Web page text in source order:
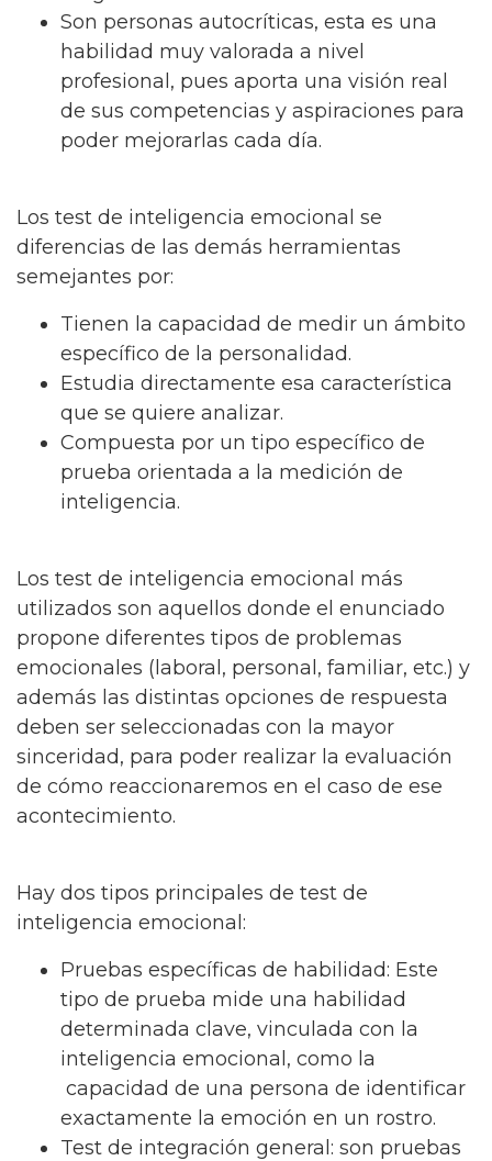
Son personas autocríticas, esta es una
habilidad muy valorada a nivel
profesional, pues aporta una visión real
de sus competencias y aspiraciones para
poder mejorarlas cada día.
Los test de inteligencia emocional se
diferencias de las demás herramientas
semejantes por:
Tienen la capacidad de medir un ámbito
específico de la personalidad.
Estudia directamente esa característica
que se quiere analizar.
Compuesta por un tipo específico de
prueba orientada a la medición de
inteligencia.
Los test de inteligencia emocional más
utilizados son aquellos donde el enunciado
propone diferentes tipos de problemas
emocionales (laboral, personal, familiar, etc.) y
además las distintas opciones de respuesta
deben ser seleccionadas con la mayor
sinceridad, para poder realizar la evaluación
de cómo reaccionaremos en el caso de ese
acontecimiento.
Hay dos tipos principales de test de
inteligencia emocional:
Pruebas específicas de habilidad: Este
tipo de prueba mide una habilidad
determinada clave, vinculada con la
inteligencia emocional, como la
capacidad de una persona de identificar
exactamente la emoción en un rostro.
Test de integración general: son pruebas